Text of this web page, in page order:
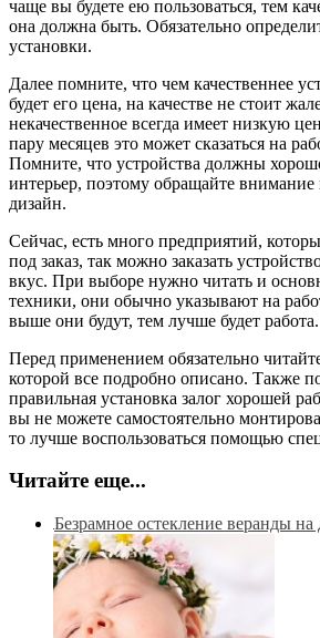
чаще вы будете ею пользоваться, тем
она должна быть. Обязательно
установки.
Далее помните, что чем качественнее
будет его цена, на качестве не стоит
некачественное всегда имеет низкую
пару месяцев это может сказаться на
Помните, что устройства должны
интерьер, поэтому обращайте
дизайн.
Сейчас, есть много предприятий,
под заказ, так можно заказать
вкус. При выборе нужно читать и
техники, они обычно указывают на
выше они будут, тем лучше будет работа.
Перед применением обязательно
которой все подробно описано. Также
правильная установка залог хорошей
вы не можете самостоятельно
то лучше воспользоваться помощью
Читайте еще...
Безрамное остекление веранды на